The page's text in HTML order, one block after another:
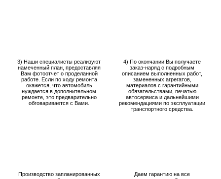
3) Наши специалисты реализуют
намеченный план, предоставляя
Вам фотоотчет о проделанной
работе. Если по ходу ремонта
окажется, что автомобиль
нуждается в дополнительном
ремонте, это предварительно
обговаривается с Вами.
4) По окончании Вы получаете
заказ-наряд с подробным
описанием выполненных работ,
замененных агрегатов,
материалов с гарантийными
обязательствами, печатью
автосервиса и дальнейшими
рекомендациями по эксплуатации
транспортного средства.
Производство запланированных
Даем гарантию на все